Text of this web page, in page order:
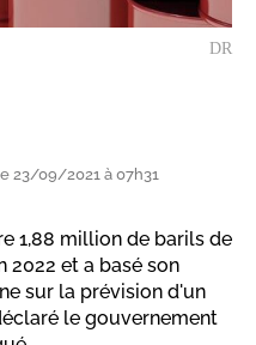
DR
23/09/2021 à 07h31
1,88 million de barils de
2022 et a basé son
sur la prévision d'un
le gouvernement